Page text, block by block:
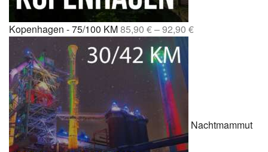
Kopenhagen - 75/100 KM85,90 €–92,90 €
Nachtmammut